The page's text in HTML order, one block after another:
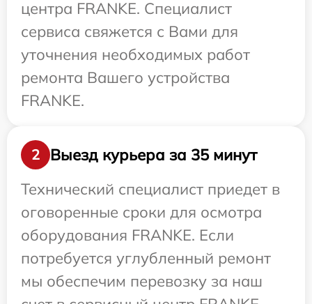
центра FRANKE. Специалист
сервиса свяжется с Вами для
уточнения необходимых работ
ремонта Вашего устройства
FRANKE.
2
Выезд курьера за 35 минут
Технический специалист приедет в
оговоренные сроки для осмотра
оборудования FRANKE. Если
потребуется углубленный ремонт
мы обеспечим перевозку за наш